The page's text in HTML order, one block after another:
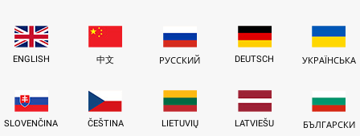
ENGLISH 中文 РУССКИЙ DEUTSCH УКРАЇНСЬКА
SLOVENČINA ČEŠTINA LIETUVIŲ LATVIEŠU БЪЛГАРСКИ